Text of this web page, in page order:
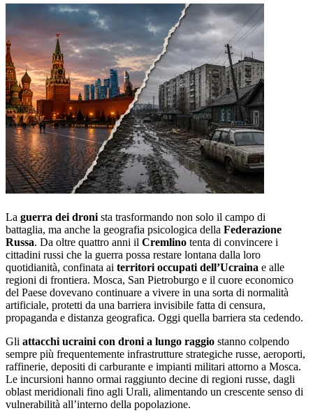
La guerra dei droni sta trasformando non solo il campo di
battaglia, ma anche la geografia psicologica della Federazione
Russa. Da oltre quattro anni il Cremlino tenta di convincere i
cittadini russi che la guerra possa restare lontana dalla loro
quotidianità, confinata ai territori occupati dell’Ucraina e alle
regioni di frontiera. Mosca, San Pietroburgo e il cuore economico
del Paese dovevano continuare a vivere in una sorta di normalità
artificiale, protetti da una barriera invisibile fatta di censura,
propaganda e distanza geografica. Oggi quella barriera sta cedendo.
Gli attacchi ucraini con droni a lungo raggio stanno colpendo
sempre più frequentemente infrastrutture strategiche russe, aeroporti,
raffinerie, depositi di carburante e impianti militari attorno a Mosca.
Le incursioni hanno ormai raggiunto decine di regioni russe, dagli
oblast meridionali fino agli Urali, alimentando un crescente senso di
vulnerabilità all’interno della popolazione.